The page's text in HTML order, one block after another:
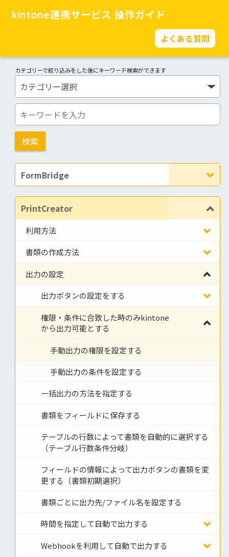
kintone連携サービス 操作ガイド
よくある質問
カテゴリーで絞り込みをした後にキーワード検索ができます
FormBridge
PrintCreator
利用方法
書類の作成方法
出力の設定
出力ボタンの設定をする
権限・条件に合致した時のみkintone
から出力可能とする
手動出力の権限を設定する
手動出力の条件を設定する
一括出力の方法を指定する
書類をフィールドに保存する
テーブルの行数によって書類を自動的に選択する
（テーブル行数条件分岐）
フィールドの情報によって出力ボタンの書類を変
更する（書類初期選択）
書類ごとに出力先/ファイル名を設定する
時間を指定して自動で出力する
Webhookを利用して自動で出力する